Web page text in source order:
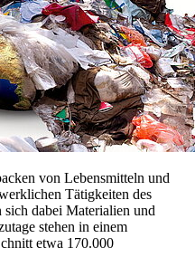
von Lebensmitteln und
Tätigkeiten des
dabei Materialien und
stehen in einem
etwa 170.000